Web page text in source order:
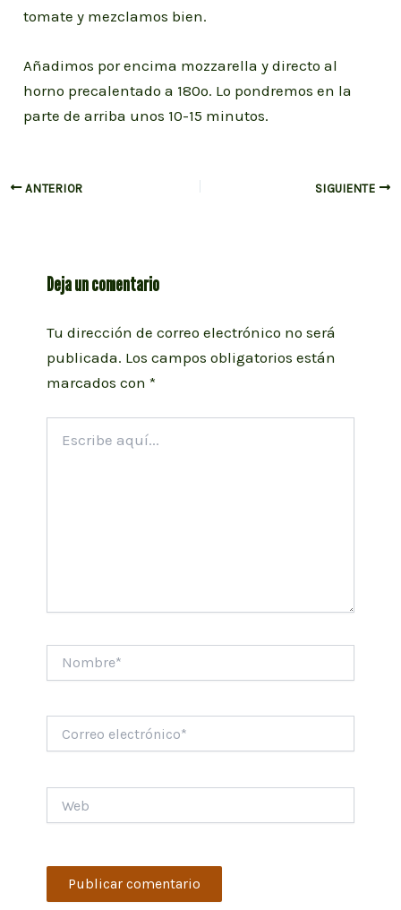
tomate y mezclamos bien.
Añadimos por encima mozzarella y directo al
horno precalentado a 180º. Lo pondremos en la
parte de arriba unos 10-15 minutos.
Navegación
ANTERIOR SIGUIENTE
Deja un comentario
Tu dirección de correo electrónico no será
publicada. Los campos obligatorios están
marcados con *
aquí...
electrónico*